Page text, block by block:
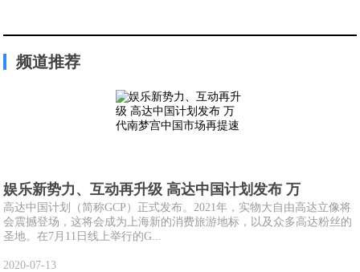
频道推荐
娱乐新势力、互动再升级 高达中国计划发布 万
高达中国计划（简称GCP）正式发布。2021年，实物大自由高达立像将
会震撼登场，这将会成为上海新的消费旅游地标，以及众多高达粉丝的
圣地。在7月11日线上举行的G...
2020-07-13